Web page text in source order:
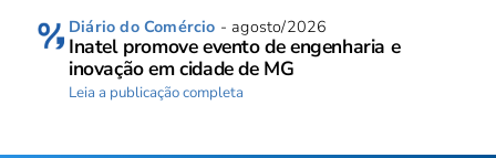
Diário do Comércio - agosto/2026
Inatel promove evento de engenharia e
inovação em cidade de MG
Leia a publicação completa